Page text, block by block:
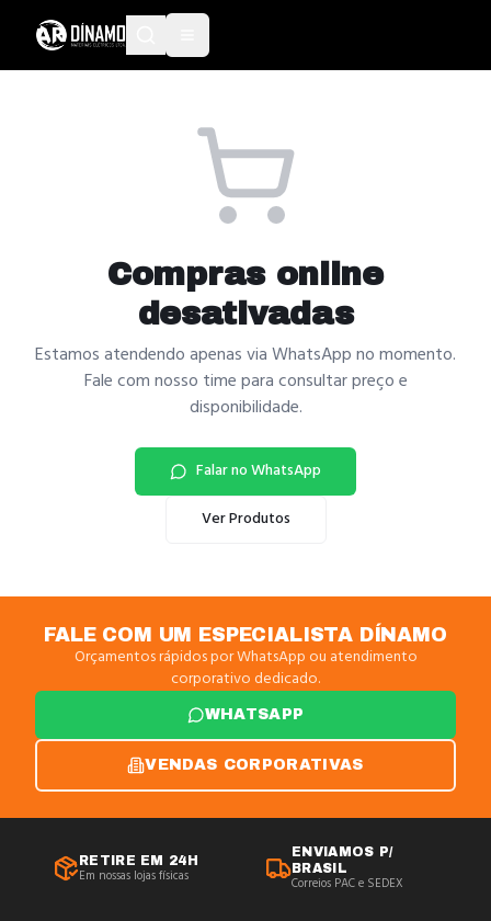
Compras online
desativadas
Estamos atendendo apenas via WhatsApp no momento.
Fale com nosso time para consultar preço e
disponibilidade.
Falar no WhatsApp
Ver Produtos
FALE COM UM ESPECIALISTA DÍNAMO
Orçamentos rápidos por WhatsApp ou atendimento
corporativo dedicado.
WHATSAPP
VENDAS CORPORATIVAS
RETIRE EM 24H
Em nossas lojas físicas
ENVIAMOS P/
BRASIL
Correios PAC e SEDEX